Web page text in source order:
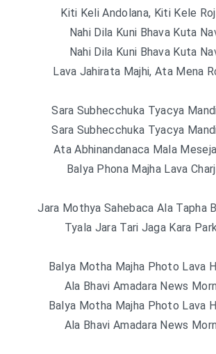
Kiti Keli Andolana, Kiti Kele
Nahi Dila Kuni Bhava Kuta
Nahi Dila Kuni Bhava Kuta
Lava Jahirata Majhi, Ata Mena
Sara Subhecchuka Tyacya
Sara Subhecchuka Tyacya
Ata Abhinandanaca Mala
Balya Phona Majha Lava
Jara Mothya Sahebaca Ala Tapha
Tyala Jara Tari Jaga Kara
Balya Motha Majha Photo Lava
Ala Bhavi Amadara News
Balya Motha Majha Photo Lava
Ala Bhavi Amadara News